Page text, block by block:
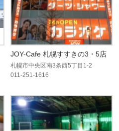
JOY-Cafe 札幌すすきの3・5店
札幌市中央区南3条西5丁目1-2
011-251-1616